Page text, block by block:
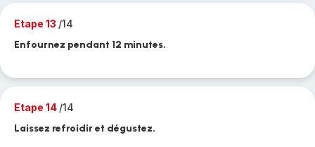
Etape 13 /14
Enfournez pendant 12 minutes.
Etape 14 /14
Laissez refroidir et dégustez.